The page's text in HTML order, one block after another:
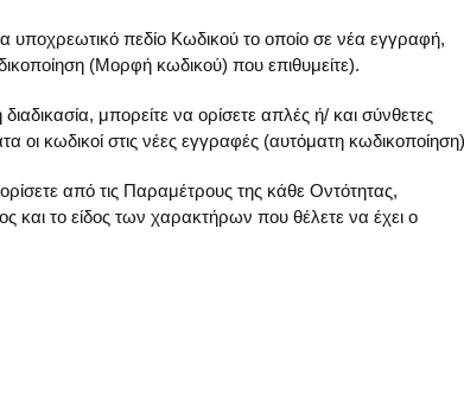
υποχρεωτικό πεδίο Κωδικού τo οποίo σε νέα εγγραφή,
(Μορφή κωδικού) που επιθυμείτε).
μπορείτε να ορίσετε απλές ή/ και σύνθετες
οι κωδικοί στις νέες εγγραφές (αυτόματη
από τις Παραμέτρους της κάθε Οντότητας,
και το είδος των χαρακτήρων που θέλετε να έχει ο